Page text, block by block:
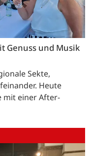
Genuss und Musik
Sekte,
Heute
mit einer After-